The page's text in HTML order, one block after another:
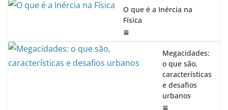
O que é a Inércia na
Física
Megacidades:
o que são,
características
e desafios
urbanos